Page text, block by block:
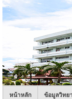
หน้าหลัก ข้อมูลวิทย